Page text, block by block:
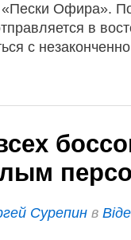
Офира».
в
с
Сурепин в